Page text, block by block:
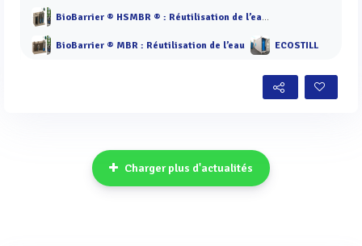
BioBarrier ® HSMBR ® : Réutilisation de l’eau à forte charge
BioBarrier ® MBR : Réutilisation de l’eau ECOSTILL
Charger plus d'actualités